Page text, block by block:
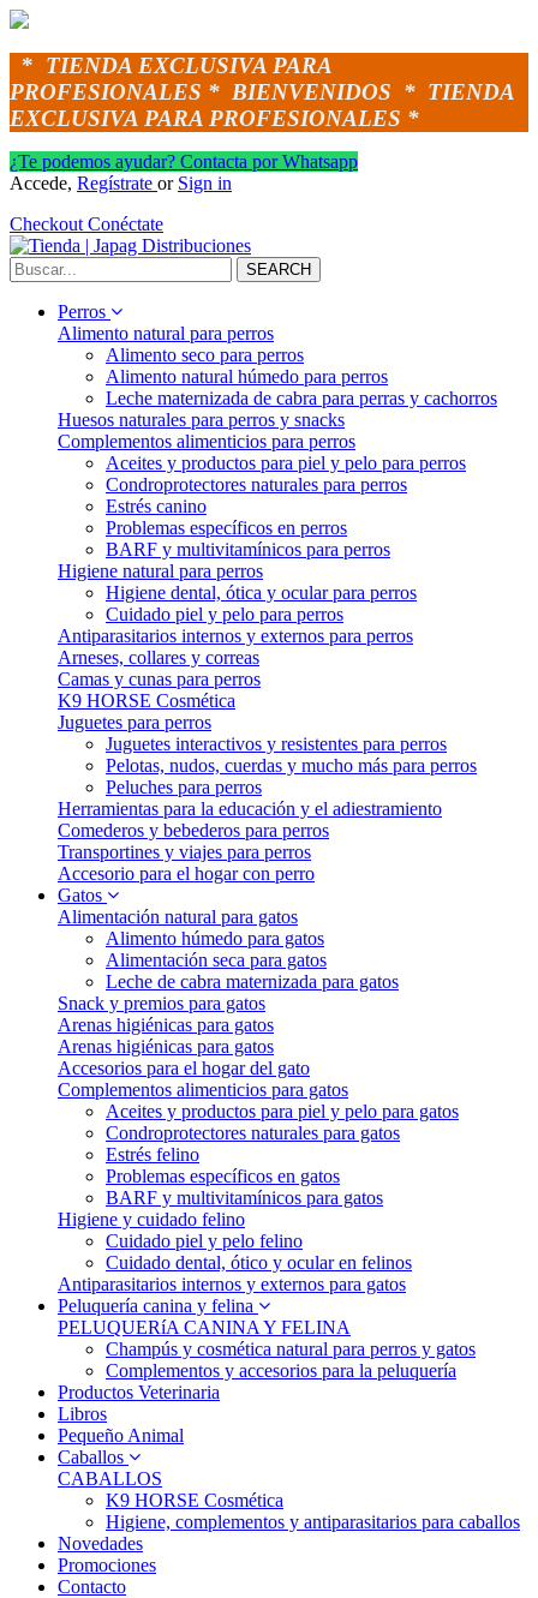
* TIENDA EXCLUSIVA PARA
PROFESIONALES * BIENVENIDOS * TIENDA
EXCLUSIVA PARA PROFESIONALES *
¿Te podemos ayudar? Contacta por Whatsapp
Accede, Regístrate or Sign in
Checkout Conéctate
SEARCH
Perros
Alimento natural para perros
Alimento seco para perros
Alimento natural húmedo para perros
Leche maternizada de cabra para perras y cachorros
Huesos naturales para perros y snacks
Complementos alimenticios para perros
Aceites y productos para piel y pelo para perros
Condroprotectores naturales para perros
Estrés canino
Problemas específicos en perros
BARF y multivitamínicos para perros
Higiene natural para perros
Higiene dental, ótica y ocular para perros
Cuidado piel y pelo para perros
Antiparasitarios internos y externos para perros
Arneses, collares y correas
Camas y cunas para perros
K9 HORSE Cosmética
Juguetes para perros
Juguetes interactivos y resistentes para perros
Pelotas, nudos, cuerdas y mucho más para perros
Peluches para perros
Herramientas para la educación y el adiestramiento
Comederos y bebederos para perros
Transportines y viajes para perros
Accesorio para el hogar con perro
Gatos
Alimentación natural para gatos
Alimento húmedo para gatos
Alimentación seca para gatos
Leche de cabra maternizada para gatos
Snack y premios para gatos
Arenas higiénicas para gatos
Arenas higiénicas para gatos
Accesorios para el hogar del gato
Complementos alimenticios para gatos
Aceites y productos para piel y pelo para gatos
Condroprotectores naturales para gatos
Estrés felino
Problemas específicos en gatos
BARF y multivitamínicos para gatos
Higiene y cuidado felino
Cuidado piel y pelo felino
Cuidado dental, ótico y ocular en felinos
Antiparasitarios internos y externos para gatos
Peluquería canina y felina
PELUQUERíA CANINA Y FELINA
Champús y cosmética natural para perros y gatos
Complementos y accesorios para la peluquería
Productos Veterinaria
Libros
Pequeño Animal
Caballos
CABALLOS
K9 HORSE Cosmética
Higiene, complementos y antiparasitarios para caballos
Novedades
Promociones
Contacto